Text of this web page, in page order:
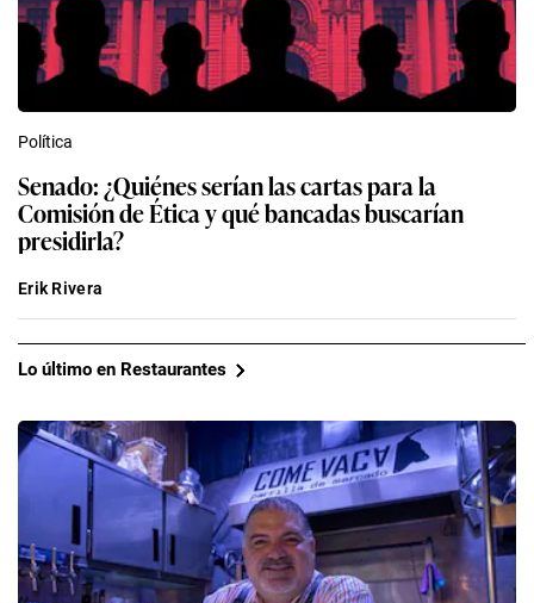
Política
Senado: ¿Quiénes serían las cartas para la
Comisión de Ética y qué bancadas buscarían
presidirla?
Erik Rivera
Lo último en Restaurantes